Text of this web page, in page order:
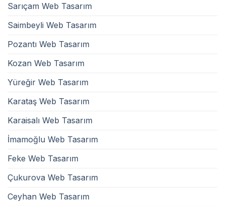
Sarıçam Web Tasarım
Saimbeyli Web Tasarım
Pozantı Web Tasarım
Kozan Web Tasarım
Yüreğir Web Tasarım
Karataş Web Tasarım
Karaisalı Web Tasarım
İmamoğlu Web Tasarım
Feke Web Tasarım
Çukurova Web Tasarım
Ceyhan Web Tasarım